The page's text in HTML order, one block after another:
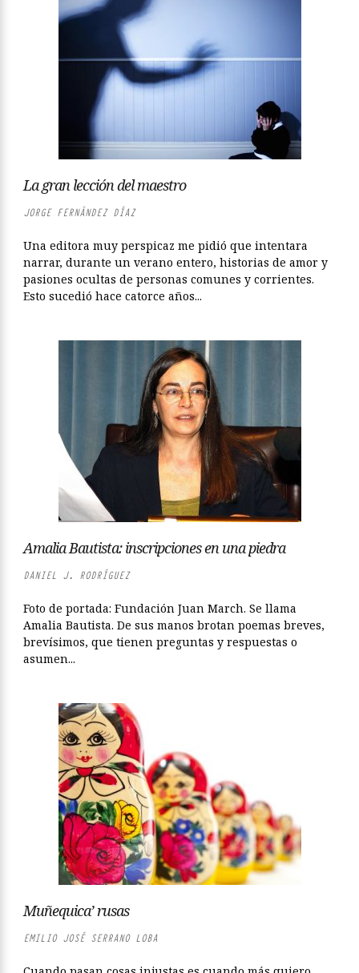
La gran lección del maestro
JORGE FERNÁNDEZ DÍAZ
Una editora muy perspicaz me pidió que intentara
narrar, durante un verano entero, historias de amor y
pasiones ocultas de personas comunes y corrientes.
Esto sucedió hace catorce años...
Amalia Bautista: inscripciones en una piedra
DANIEL J. RODRÍGUEZ
Foto de portada: Fundación Juan March. Se llama
Amalia Bautista. De sus manos brotan poemas breves,
brevísimos, que tienen preguntas y respuestas o
asumen...
Muñequica’ rusas
EMILIO JOSÉ SERRANO LOBA